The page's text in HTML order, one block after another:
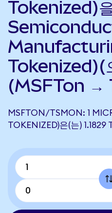
Tokenized)
Tokenized)(
(MSFTon →
MSFTON/TSMON: 1
TOKENIZED)은(는)